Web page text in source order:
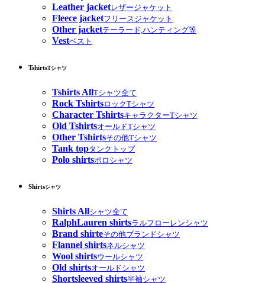
Leather jacketレザージャケット
Fleece jacketフリースジャケット
Other jacketテーラード,ハンティング等
Vestベスト
TshirtsTシャツ
Tshirts AllTシャツ全て
Rock TshirtsロックTシャツ
Character TshirtsキャラクターTシャツ
Old TshirtsオールドTシャツ
Other Tshirtsその他Tシャツ
Tank topタンクトップ
Polo shirtsポロシャツ
Shirtsシャツ
Shirts Allシャツ全て
RalphLauren shirtsラルフローレンシャツ
Brand shirteその他ブランドシャツ
Flannel shirtsネルシャツ
Wool shirtsウールシャツ
Old shirtsオールドシャツ
Shortsleeved shirts半袖シャツ